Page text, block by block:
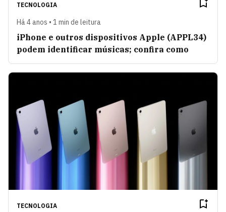
TECNOLOGIA
Há 4 anos • 1 min de leitura
iPhone e outros dispositivos Apple (APPL34)
podem identificar músicas; confira como
TECNOLOGIA